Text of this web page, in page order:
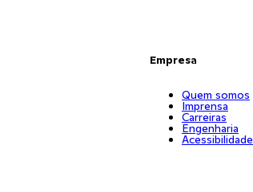
Empresa
Quem somos
Imprensa
Carreiras
Engenharia
Acessibilidade